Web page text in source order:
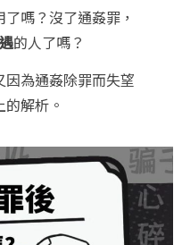
嗎？沒了通姦罪，
的人了嗎？
為通姦除罪而失望
解析。